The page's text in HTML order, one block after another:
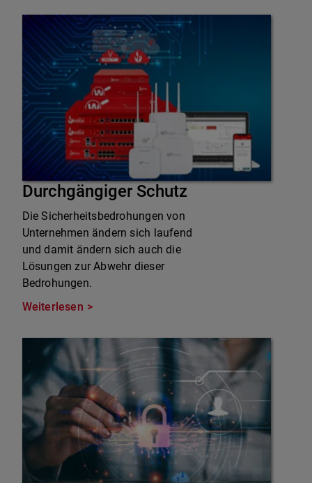
Durchgängiger Schutz
Die Sicherheitsbedrohungen von
Unternehmen ändern sich laufend
und damit ändern sich auch die
Lösungen zur Abwehr dieser
Bedrohungen.
Weiterlesen